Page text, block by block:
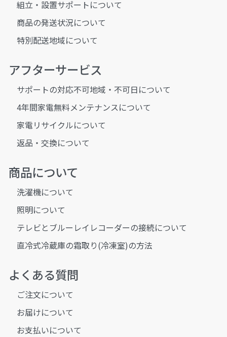
組立・設置サポートについて
商品の発送状況について
特別配送地域について
アフターサービス
サポートの対応不可地域・不可日について
4年間家電無料メンテナンスについて
家電リサイクルについて
返品・交換について
商品について
洗濯機について
照明について
テレビとブルーレイレコーダーの接続について
直冷式冷蔵庫の霜取り(冷凍室)の方法
よくある質問
ご注文について
お届けについて
お支払いについて